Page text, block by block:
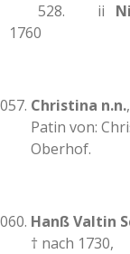
528. ii
1760
Christina n.n.
Patin von:
Oberhof.
Hanß Valtin
† nach 1730,